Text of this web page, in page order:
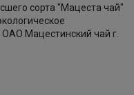
сорта "Мацеста чай"
Мацестинский чай г.